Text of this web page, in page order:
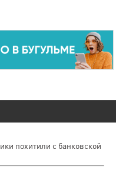
похитили с банковской